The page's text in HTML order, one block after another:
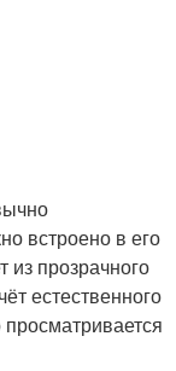
встроено в его
из прозрачного
естественного